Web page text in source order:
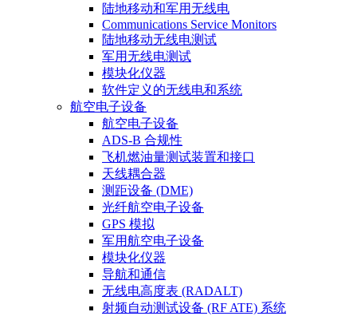
陆地移动和军用无线电
Communications Service Monitors
陆地移动无线电测试
军用无线电测试
模块化仪器
软件定义的无线电和系统
航空电子设备
航空电子设备
ADS-B 合规性
飞机燃油量测试装置和接口
天线耦合器
测距设备 (DME)
光纤航空电子设备
GPS 模拟
军用航空电子设备
模块化仪器
导航和通信
无线电高度表 (RADALT)
射频自动测试设备 (RF ATE) 系统